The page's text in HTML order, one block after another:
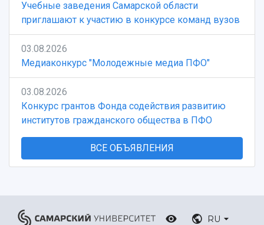
Учебные заведения Самарской области
приглашают к участию в конкурсе команд вузов
03.08.2026
Медиаконкурс "Молодежные медиа ПФО"
03.08.2026
Конкурс грантов Фонда содействия развитию
институтов гражданского общества в ПФО
ВСЕ ОБЪЯВЛЕНИЯ
RU